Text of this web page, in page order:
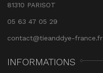
81310 PARISOT
05 63 47 05 29
contact@tieanddye-france.fr
INFORMATIONS